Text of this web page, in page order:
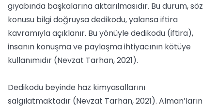
gıyabında başkalarına aktarılmasıdır. Bu durum, söz
konusu bilgi doğruysa dedikodu, yalansa iftira
kavramıyla açıklanır. Bu yönüyle dedikodu (iftira),
insanın konuşma ve paylaşma ihtiyacının kötüye
kullanımıdır (Nevzat Tarhan, 2021).
Dedikodu beyinde haz kimyasallarını
salgılatmaktadır (Nevzat Tarhan, 2021). Alman’ların